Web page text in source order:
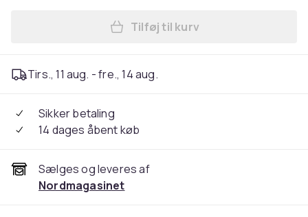
Læg Negletørrer /
Tilføj til kurv
Tirs., 11 aug. - fre., 14 aug.
Sikker betaling
14 dages åbent køb
Sælges og leveres af
Nordmagasinet